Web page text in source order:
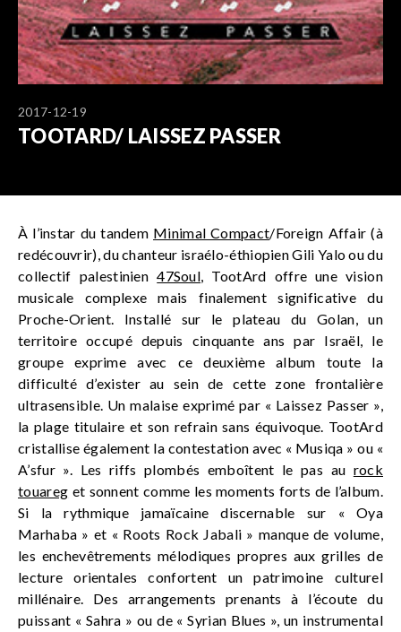
2017-12-19
TOOTARD/ LAISSEZ PASSER
À l’instar du tandem Minimal Compact/Foreign Affair (à
redécouvrir), du chanteur israélo-éthiopien Gili Yalo ou du
collectif palestinien47Soul, TootArd offre une vision
musicale complexe mais finalement significative du
Proche-Orient. Installé sur le plateau du Golan, un
territoire occupé depuis cinquante ans par Israël, le
groupe exprime avec ce deuxième album toute la
difficulté d’exister au sein de cette zone frontalière
ultrasensible. Un malaise exprimé par « Laissez Passer »,
la plage titulaire et son refrain sans équivoque. TootArd
cristallise également la contestation avec « Musiqa » ou «
A’sfur ». Les riffs plombés emboîtent le pas au rock
touareg et sonnent comme les moments forts de l’album.
Si la rythmique jamaïcaine discernable sur « Oya
Marhaba » et « Roots Rock Jabali » manque de volume,
les enchevêtrements mélodiques propres aux grilles de
lecture orientales confortent un patrimoine culturel
millénaire. Des arrangements prenants à l’écoute du
puissant « Sahra » ou de « Syrian Blues », un instrumental